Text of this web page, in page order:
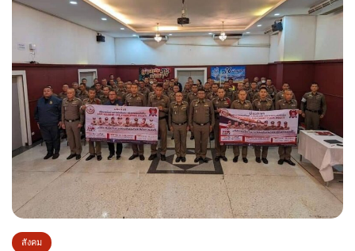
สังคม